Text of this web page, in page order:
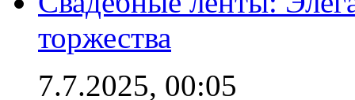
торжества
7.7.2025, 00:05